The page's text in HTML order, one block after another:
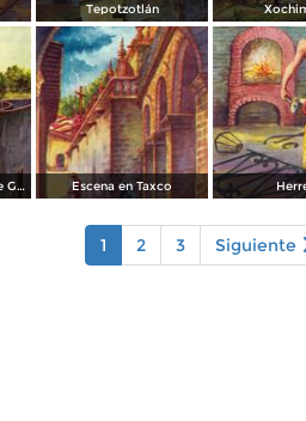
Tepotzotlán
El Pocito, en la Villa de Guadalupe Escena en Taxco
1 2 3 Siguiente